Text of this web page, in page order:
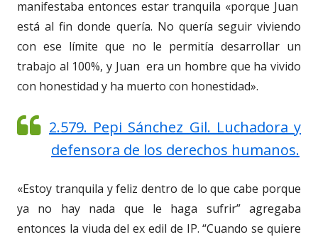
manifestaba entonces estar tranquila «porque Juan
está al fin donde quería. No quería seguir viviendo
con ese límite que no le permitía desarrollar un
trabajo al 100%, y Juan era un hombre que ha vivido
con honestidad y ha muerto con honestidad».
2.579. Pepi Sánchez Gil. Luchadora y
defensora de los derechos humanos.
«Estoy tranquila y feliz dentro de lo que cabe porque
ya no hay nada que le haga sufrir” agregaba
entonces la viuda del ex edil de IP. “Cuando se quiere